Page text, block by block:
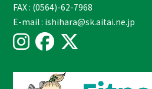
FAX : (0564)-62-7968
E-mail : ishihara@sk.aitai.ne.jp